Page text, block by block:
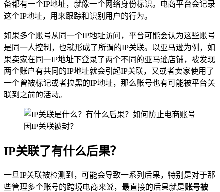
备都有一个IP地址，就像一个网络身份标识。电商平台会记录
这个IP地址，用来跟踪和识别用户的行为。
如果多个账号从同一个IP地址访问，平台可能会认为这些账号
是同一人控制，也就形成了所谓的IP关联。以亚马逊为例，如
果卖家在同一IP地址下登录了两个不同的亚马逊店铺，被发现
两个账户有共同的IP地址就会引起IP关联，又或者卖家使用了
一个曾被标记或者拉黑的IP地址，那么账号也有可能被平台关
联到之前的活动。
IP关联了有什么后果？
一旦IP关联被检测到，可能会导致一系列后果，特别是对于那
些管理多个账号的跨境电商来说，最直接的后果就是账号被